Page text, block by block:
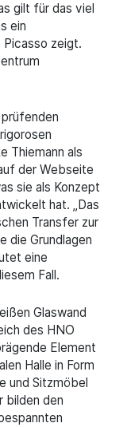
gilt für das viel
ein
zeigt.
Thiemann als
der Webseite
sie als Konzept
hat. „Das
Transfer zur
die Grundlagen
eine
Fall.
Glaswand
des HNO
Element
Halle in Form
und Sitzmöbel
bilden den